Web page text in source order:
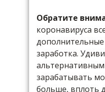
Обратите
коронавируса
заработка.
зарабатывать
больше, вплоть